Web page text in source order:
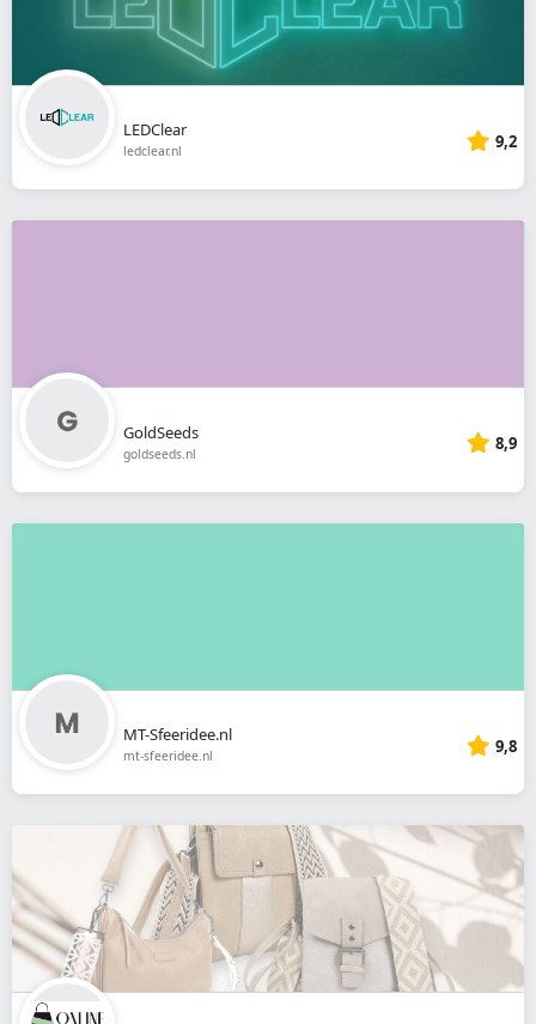
LEDClear
ledclear.nl 9,2
GoldSeeds
goldseeds.nl 8,9
MT-Sfeeridee.nl
mt-sfeeridee.nl 9,8